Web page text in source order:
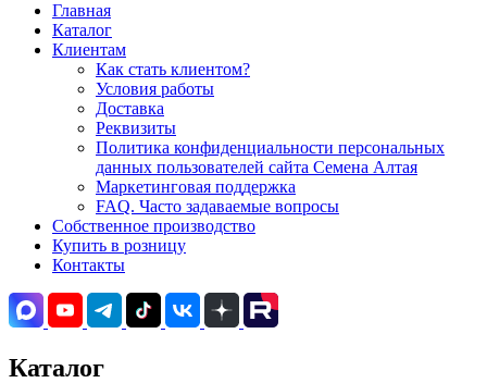
Главная
Каталог
Клиентам
Как стать клиентом?
Условия работы
Доставка
Реквизиты
Политика конфиденциальности персональных
данных пользователей сайта Семена Алтая
Маркетинговая поддержка
FAQ. Часто задаваемые вопросы
Собственное производство
Купить в розницу
Контакты
Каталог